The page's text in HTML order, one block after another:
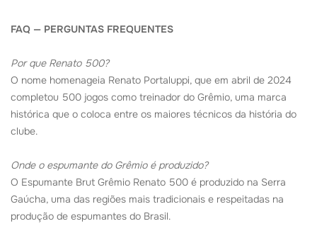
FAQ — PERGUNTAS FREQUENTES
Por que Renato 500?
O nome homenageia Renato Portaluppi, que em abril de 2024
completou 500 jogos como treinador do Grêmio, uma marca
histórica que o coloca entre os maiores técnicos da história do
clube.
Onde o espumante do Grêmio é produzido?
O Espumante Brut Grêmio Renato 500 é produzido na Serra
Gaúcha, uma das regiões mais tradicionais e respeitadas na
produção de espumantes do Brasil.